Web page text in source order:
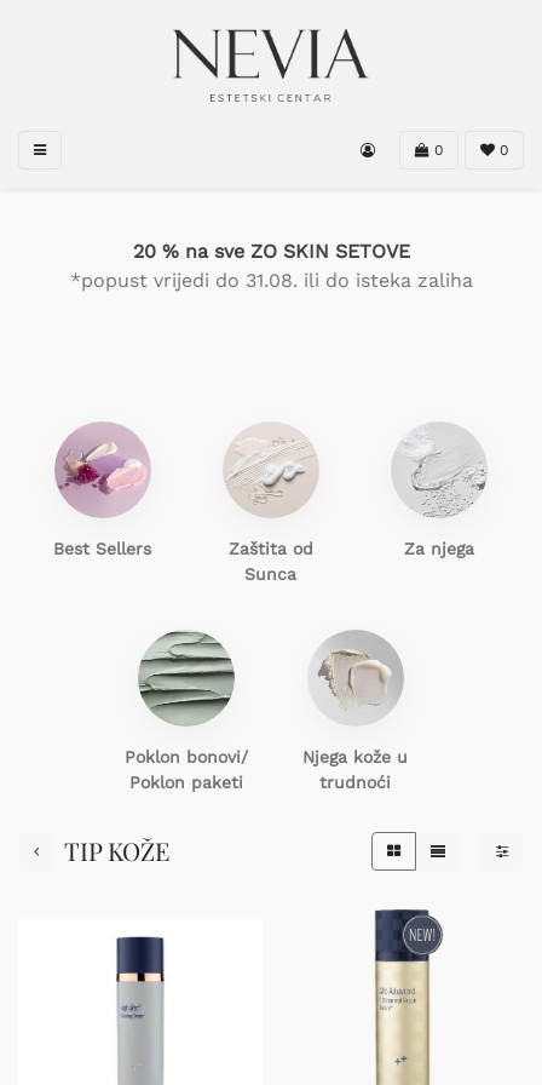
0 0
20 % na sve ZO SKIN SETOVE
*popust vrijedi do 31.08. ili do isteka zaliha
Best Sellers
Zaštita od
Sunca
Za njega
Poklon bonovi/
Poklon paketi
Njega kože u
trudnoći
TIP KOŽE